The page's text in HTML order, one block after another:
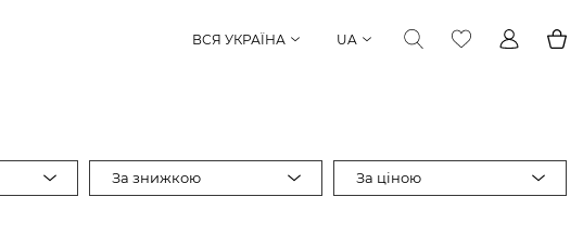
ВСЯ УКРАЇНА UA
За знижкою За ціною